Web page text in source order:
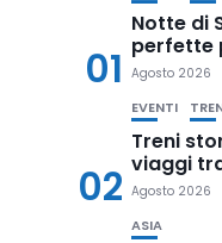
01
Notte di
perfette
Agosto 2026
02
EVENTI
Treni
viaggi
Agosto 2026
ASIA